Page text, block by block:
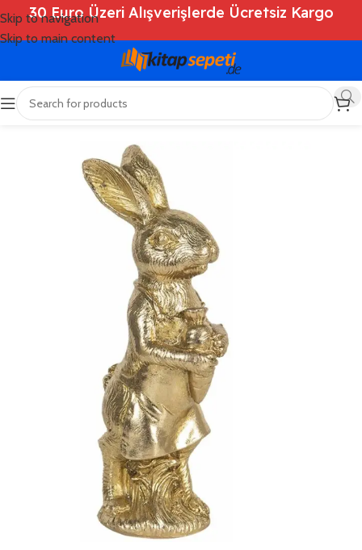
Skip to navigation
Skip to main content
30 Euro Üzeri Alışverişlerde Ücretsiz Kargo
Ana Sayfa Shop